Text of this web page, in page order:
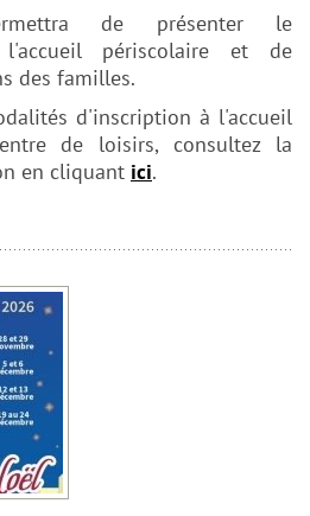
de présenter le
périscolaire et de
des familles.
d'inscription à l'accueil
de loisirs, consultez la
en cliquant ici.